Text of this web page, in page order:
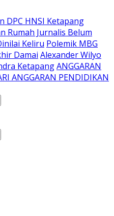
DPC HNSI Ketapang
Rumah Jurnalis Belum
Keliru Polemik MBG
Damai Alexander Wilyo
KetapangANGGARAN
ANGGARAN PENDIDIKAN